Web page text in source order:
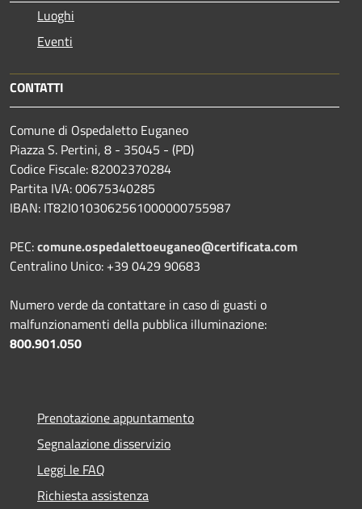
Luoghi
Eventi
CONTATTI
Comune di Ospedaletto Euganeo
Piazza S. Pertini, 8 - 35045 - (PD)
Codice Fiscale: 82002370284
Partita IVA: 00675340285
IBAN: IT82I0103062561000000755987
PEC:comune.ospedalettoeuganeo@certificata.com
Centralino Unico: +39 0429 90683
Numero verde da contattare in caso di guasti o
malfunzionamenti della pubblica illuminazione:
800.901.050
Prenotazione appuntamento
Segnalazione disservizio
Leggi le FAQ
Richiesta assistenza